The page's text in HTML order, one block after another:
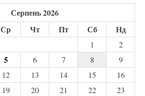
Серпень 2026
Ср Чт Пт Сб Нд
1
2
5 6 7 8
9
12 13 14 15
16
19 20 21 22
23